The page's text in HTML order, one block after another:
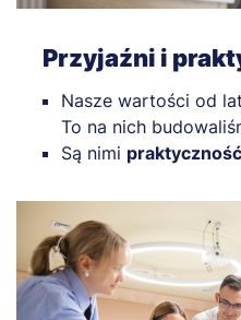
Przyjaźni i
Nasze wartości od
To na nich
Są nimi